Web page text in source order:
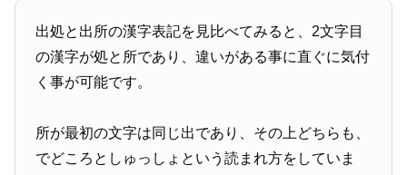
出処と出所の漢字表記を見比べてみると、2文字目
の漢字が処と所であり、違いがある事に直ぐに気付
く事が可能です。
所が最初の文字は同じ出であり、その上どちらも、
でどころとしゅっしょという読まれ方をしていま